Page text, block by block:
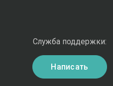
Служба поддержки:
Написать